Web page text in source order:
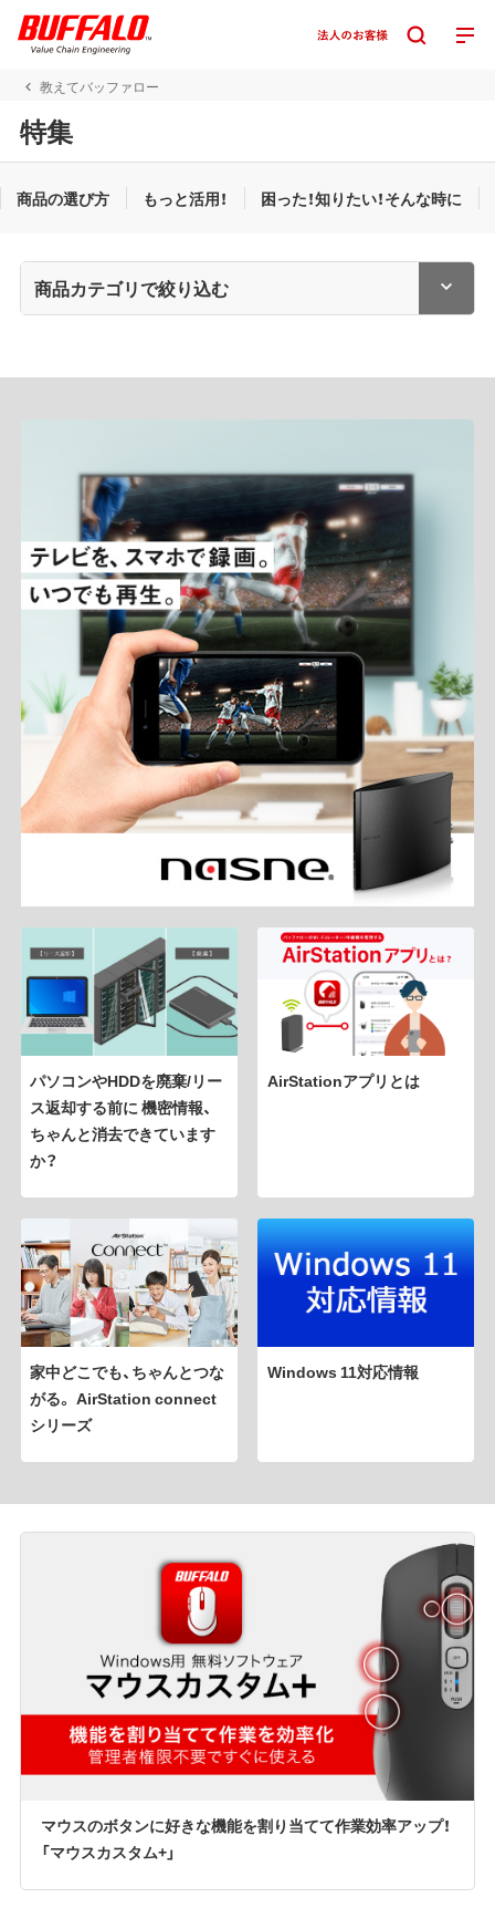
教えてバッファロー
特集
商品の選び方 もっと活用！ 困った！知りたい！そんな時に
商品カテゴリで絞り込む
パソコンやHDDを廃棄/リー
ス返却する前に 機密情報、
ちゃんと消去できています
か？
AirStationアプリとは
家中どこでも、ちゃんとつな
がる。 AirStation connect
シリーズ
Windows 11対応情報
マウスのボタンに好きな機能を割り当てて作業効率アップ！
「マウスカスタム+」